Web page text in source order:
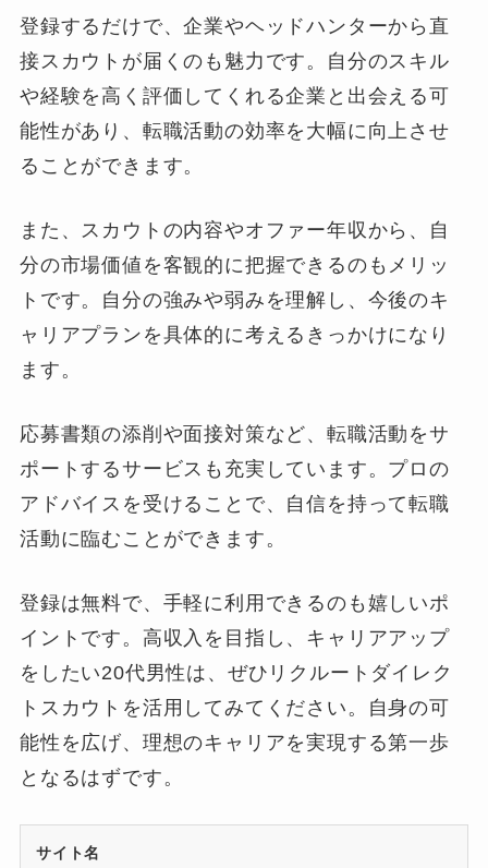
登録するだけで、企業やヘッドハンターから直
接スカウトが届くのも魅力です。自分のスキル
や経験を高く評価してくれる企業と出会える可
能性があり、転職活動の効率を大幅に向上させ
ることができます。
また、スカウトの内容やオファー年収から、自
分の市場価値を客観的に把握できるのもメリッ
トです。自分の強みや弱みを理解し、今後のキ
ャリアプランを具体的に考えるきっかけになり
ます。
応募書類の添削や面接対策など、転職活動をサ
ポートするサービスも充実しています。プロの
アドバイスを受けることで、自信を持って転職
活動に臨むことができます。
登録は無料で、手軽に利用できるのも嬉しいポ
イントです。高収入を目指し、キャリアアップ
をしたい20代男性は、ぜひリクルートダイレク
トスカウトを活用してみてください。自身の可
能性を広げ、理想のキャリアを実現する第一歩
となるはずです。
サイト名